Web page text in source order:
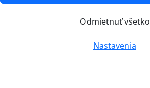
Odmietnuť všetko
Nastavenia